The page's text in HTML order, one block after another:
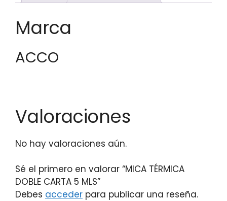
Marca
ACCO
Valoraciones
No hay valoraciones aún.
Sé el primero en valorar “MICA TÉRMICA
DOBLE CARTA 5 MLS”
Debes acceder para publicar una reseña.